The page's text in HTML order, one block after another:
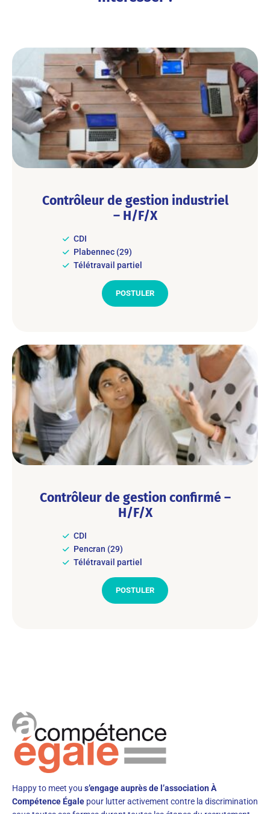
Contrôleur de gestion industriel
– H/F/X
CDI
Plabennec (29)
Télétravail partiel
POSTULER
Contrôleur de gestion confirmé –
H/F/X
CDI
Pencran (29)
Télétravail partiel
POSTULER
Happy to meet you s’engage auprès de l’association À
Compétence Égale pour lutter activement contre la discrimination